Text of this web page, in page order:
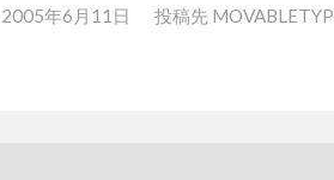
2005年6月11日 投稿先